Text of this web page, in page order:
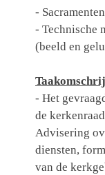
-
- Technische
(beeld en
- Het
de
Advisering
diensten,
van de